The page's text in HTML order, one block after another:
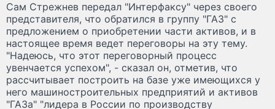
Сам Стрежнев передал "Интерфаксу" через своего
представителя, что обратился в группу "ГАЗ" с
предложением о приобретении части активов, и в
настоящее время ведет переговоры на эту тему.
"Надеюсь, что этот переговорный процесс
увенчается успехом", - сказал он, отметив, что
рассчитывает построить на базе уже имеющихся у
него машиностроительных предприятий и активов
"ГАЗа" "лидера в России по производству